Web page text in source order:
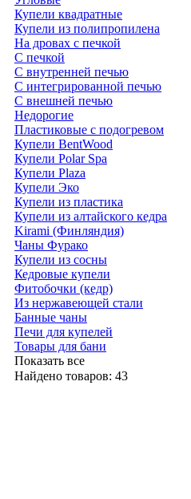
Купели квадратные
Купели из полипропилена
На дровах с печкой
С печкой
С внутренней печью
С интегрированной печью
С внешней печью
Недорогие
Пластиковые с подогревом
Купели BentWood
Купели Polar Spa
Купели Plaza
Купели Эко
Купели из пластика
Купели из алтайского кедра
Kirami (Финляндия)
Чаны Фурако
Купели из сосны
Кедровые купели
Фитобочки (кедр)
Из нержавеющей стали
Банные чаны
Печи для купелей
Товары для бани
Показать все
Найдено товаров: 43